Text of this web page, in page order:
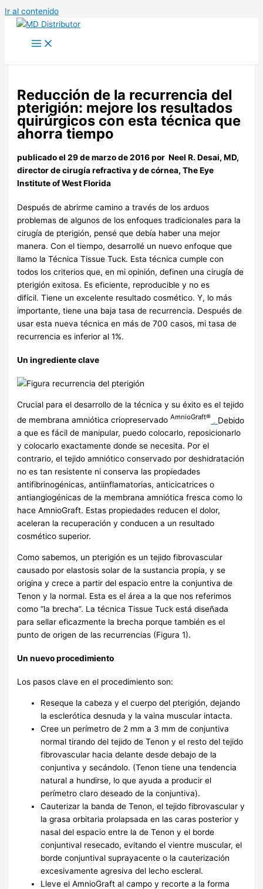
Ir al contenido
Reducción de la recurrencia del
pterigión: mejore los resultados
quirúrgicos con esta técnica que
ahorra tiempo
publicado el 29 de marzo de 2016 porNeel R. Desai, MD,
director de cirugía refractiva y de córnea, The Eye
Institute of West Florida
Después de abrirme camino a través de los arduos
problemas de algunos de los enfoques tradicionales para la
cirugía de pterigión, pensé que debía haber una mejor
manera. Con el tiempo, desarrollé un nuevo enfoque que
llamo la Técnica Tissue Tuck. Esta técnica cumple con
todos los criterios que, en mi opinión, definen una cirugía de
pterigión exitosa. Es eficiente, reproducible y no es
difícil. Tiene un excelente resultado cosmético. Y, lo más
importante, tiene una baja tasa de recurrencia. Después de
usar esta nueva técnica en más de 700 casos, mi tasa de
recurrencia es inferior al 1%.
Un ingrediente clave
Crucial para el desarrollo de la técnica y su éxito es el tejido
de membrana amniótica criopreservadoAmnioGraft®
Debido
a que es fácil de manipular, puedo colocarlo, reposicionarlo
y colocarlo exactamente donde se necesita. Por el
contrario, el tejido amniótico conservado por deshidratación
no es tan resistente ni conserva las propiedades
antifibrinogénicas, antiinflamatorias, anticicatrices o
antiangiogénicas de la membrana amniótica fresca como lo
hace AmnioGraft. Estas propiedades reducen el dolor,
aceleran la recuperación y conducen a un resultado
cosmético superior.
Como sabemos, un pterigión es un tejido fibrovascular
causado por elastosis solar de la sustancia propia, y se
origina y crece a partir del espacio entre la conjuntiva de
Tenon y la normal. Esta es el área a la que nos referimos
como “la brecha”. La técnica Tissue Tuck está diseñada
para sellar eficazmente la brecha porque también es el
punto de origen de las recurrencias (Figura 1).
Un nuevo procedimiento
Los pasos clave en el procedimiento son:
Reseque la cabeza y el cuerpo del pterigión, dejando
la esclerótica desnuda y la vaina muscular intacta.
Cree un perímetro de 2 mm a 3 mm de conjuntiva
normal tirando del tejido de Tenon y el resto del tejido
fibrovascular hacia delante desde debajo de la
conjuntiva y secándolo. (Tenon tiene una tendencia
natural a hundirse, lo que ayuda a producir el
perímetro claro deseado de la conjuntiva).
Cauterizar la banda de Tenon, el tejido fibrovascular y
la grasa orbitaria prolapsada en las caras posterior y
nasal del espacio entre la de Tenon y el borde
conjuntival resecado, evitando el vientre muscular, el
borde conjuntival suprayacente o la cauterización
excesivamente agresiva del lecho escleral.
Lleve el AmnioGraft al campo y recorte a la forma